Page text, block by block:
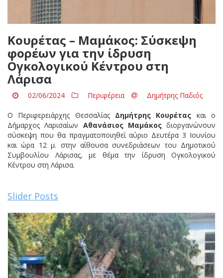
Κουρέτας – Μαμάκος: Σύσκεψη
φορέων για την ίδρυση
Ογκολογικού Κέντρου στη
Λάρισα
02/06/2024 Περιφέρεια Δημήτρης Παδιός
Ο Περιφερειάρχης Θεσσαλίας Δημήτρης Κουρέτας και ο
Δήμαρχος Λαρισαίων Αθανάσιος Μαμάκοςδιοργανώνουν
σύσκεψη που θα πραγματοποιηθεί αύριο Δευτέρα 3 Ιουνίου
και ώρα 12 μ. στην αίθουσα συνεδριάσεων του Δημοτικού
Συμβουλίου Λάρισας, με θέμα την ίδρυση Ογκολογικού
Κέντρου στη Λάρισα.
Slider Posts